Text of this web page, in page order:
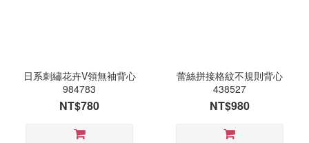
日系刺繡花卉V領無袖背心
984783
NT$780
蕾絲拼接格紋不規則背心
438527
NT$980